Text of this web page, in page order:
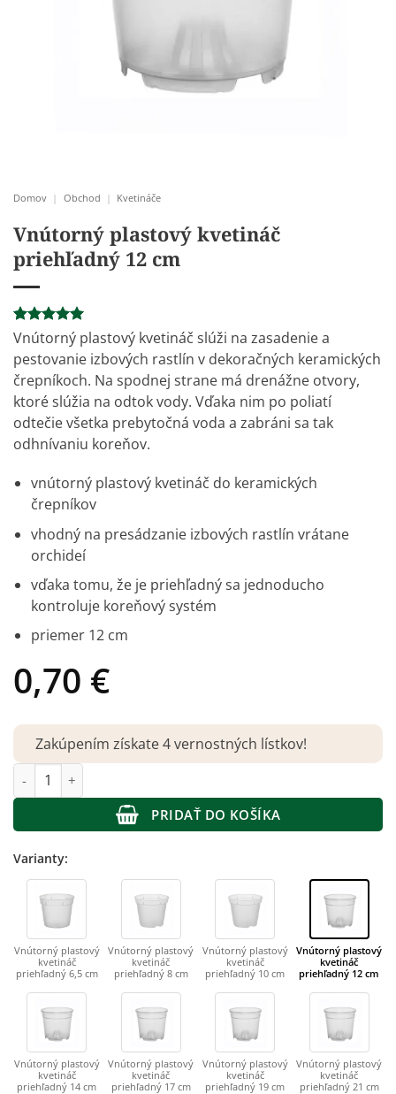
Domov | Obchod | Kvetináče
Vnútorný plastový kvetináč
priehľadný 12 cm
Hodnotenie
základe
28
zákazníckych
recenzií
Vnútorný plastový kvetináč slúži na zasadenie a
pestovanie izbových rastlín v dekoračných keramických
črepníkoch. Na spodnej strane má drenážne otvory,
ktoré slúžia na odtok vody. Vďaka nim po poliatí
odtečie všetka prebytočná voda a zabráni sa tak
odhnívaniu koreňov.
vnútorný plastový kvetináč do keramických
črepníkov
vhodný na presádzanie izbových rastlín vrátane
orchideí
vďaka tomu, že je priehľadný sa jednoducho
kontroluje koreňový systém
priemer 12 cm
0,70 €
Zakúpením získate 4 vernostných lístkov!
množstvo Vnútorný plastový kvetináč priehľadný 12 cm
PRIDAŤ DO KOŠÍKA
Varianty:
Vnútorný plastový
kvetináč
priehľadný 6,5 cm
Vnútorný plastový
kvetináč
priehľadný 8 cm
Vnútorný plastový
kvetináč
priehľadný 10 cm
Vnútorný plastový
kvetináč
priehľadný 12 cm
Vnútorný plastový
kvetináč
priehľadný 14 cm
Vnútorný plastový
kvetináč
priehľadný 17 cm
Vnútorný plastový
kvetináč
priehľadný 19 cm
Vnútorný plastový
kvetináč
priehľadný 21 cm